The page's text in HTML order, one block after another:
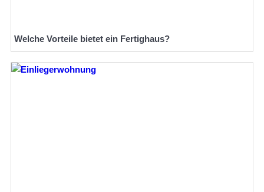
Welche Vorteile bietet ein Fertighaus?